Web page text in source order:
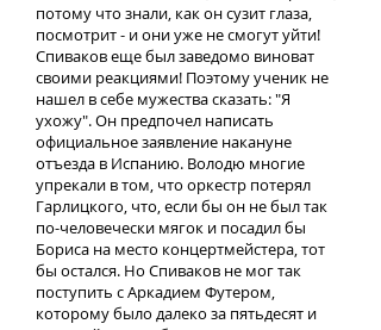
потому что знали, как он сузит глаза,
посмотрит - и они уже не смогут уйти!
Спиваков еще был заведомо виноват
своими реакциями! Поэтому ученик не
нашел в себе мужества сказать: "Я
ухожу". Он предпочел написать
официальное заявление накануне
отъезда в Испанию. Володю многие
упрекали в том, что оркестр потерял
Гарлицкого, что, если бы он не был так
по-человечески мягок и посадил бы
Бориса на место концертмейстера, тот
бы остался. Но Спиваков не мог так
поступить с Аркадием Футером,
которому было далеко за пятьдесят и